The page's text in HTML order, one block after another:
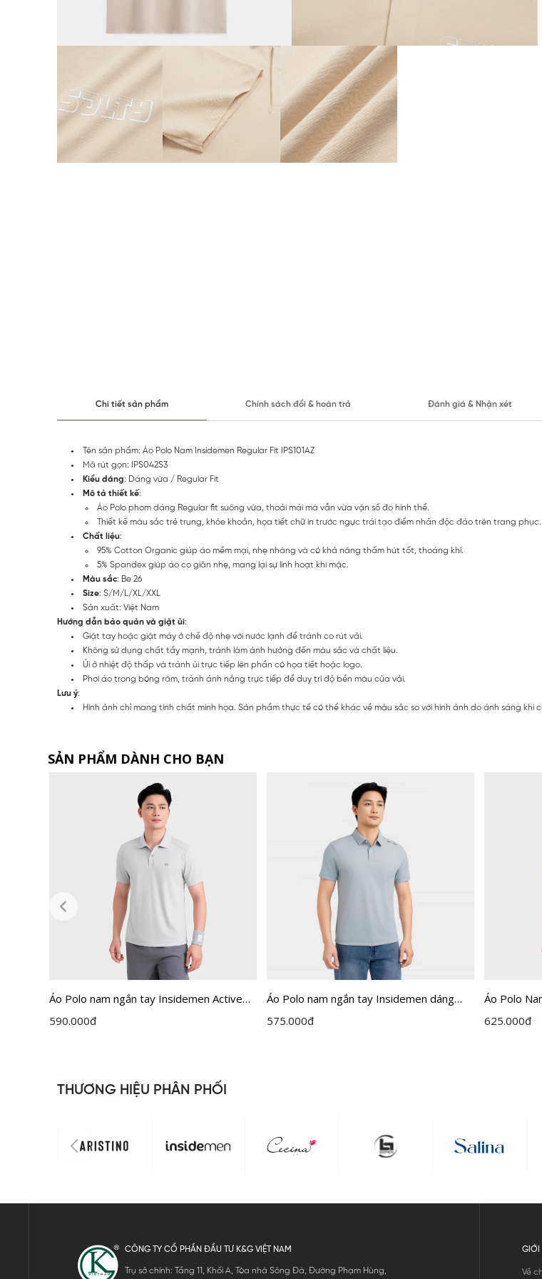
Chi tiết sản phẩm Chính sách đổi & hoàn trả Đánh giá & Nhận xét
Tên sản phẩm: Áo Polo Nam Insidemen Regular Fit IPS101AZ
Mã rút gọn: IPS042S3
Kiểu dáng: Dáng vừa / Regular Fit
Mô tả thiết kế:
Áo Polo phom dáng Regular fit suông vừa, thoải mái mà vẫn vừa vặn số đo hình thể.
Thiết kế màu sắc trẻ trung, khỏe khoắn, họa tiết chữ in trước ngực trái tạo điểm nhấn độc đáo trên trang phục.
Chất liệu:
95% Cotton Organic giúp áo mềm mại, nhẹ nhàng và có khả năng thấm hút tốt, thoáng khí.
5% Spandex giúp áo co giãn nhẹ, mang lại sự linh hoạt khi mặc.
Màu sắc: Be 26
Size: S/M/L/XL/XXL
Sản xuất: Việt Nam
Hướng dẫn bảo quản và giặt ủi:
Giặt tay hoặc giặt máy ở chế độ nhẹ với nước lạnh để tránh co rút vải.
Không sử dụng chất tẩy mạnh, tránh làm ảnh hưởng đến màu sắc và chất liệu.
Ủi ở nhiệt độ thấp và tránh ủi trực tiếp lên phần có họa tiết hoặc logo.
Phơi áo trong bóng râm, tránh ánh nắng trực tiếp để duy trì độ bền màu của vải.
Lưu ý:
Hình ảnh chỉ mang tính chất minh họa. Sản phẩm thực tế có thể khác về màu sắc so với hình ảnh do ánh sáng khi
SẢN PHẨM DÀNH CHO BẠN
Áo Polo nam ngắn tay Insidemen Active
dáng Regular IPS111EDP01
590.000đ
Áo Polo nam ngắn tay Insidemen dáng
Regular Fit IPS120MAH0
575.000đ
Áo Polo
Active
625.000đ
THƯƠNG HIỆU PHÂN PHỐI
CÔNG TY CỔ PHẦN ĐẦU TƯ K&G VIỆT NAM
Trụ sở chính: Tầng 11, Khối A, Tòa nhà Sông Đà, Đường Phạm Hùng,
GIỚI
Về